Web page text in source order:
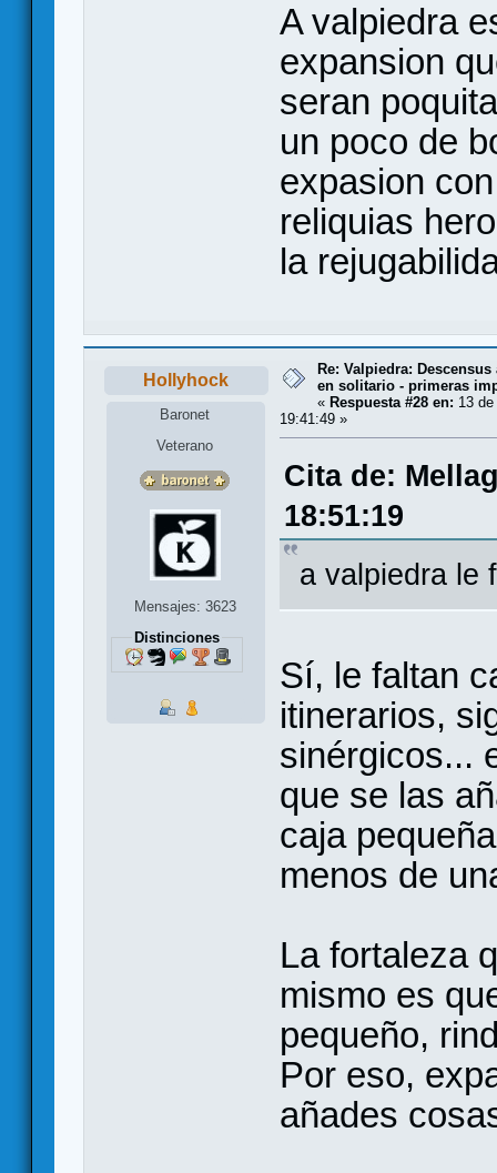
A valpiedra
expansion
seran
un poco de
expasion
reliquias
la
Hollyhock
Baronet
Veterano
Mensajes: 3623
Distinciones
Re: Valpiedra: Descensus
en solitario - primeras
« Respuesta #28 en: 13
19:41:49 »
Cita de:
18:51:19
a valpiedra le
Sí, le faltan
itinerarios,
sinérgicos...
que se las
caja
menos de
La fortaleza
mismo es
pequeño,
Por eso,
añades